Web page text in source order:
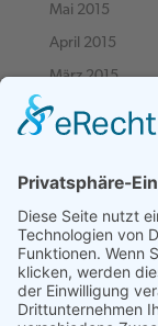
Mai 2015
April 2015
März 2015
Februar 2015
Dezember 2014
November 2014
Oktober 2014
September 2014
August 2014